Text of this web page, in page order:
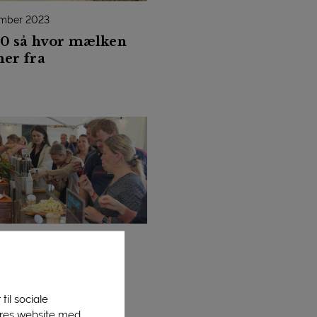
sociale
website med
2023
så hvor mælken
fra
Festival er
med det